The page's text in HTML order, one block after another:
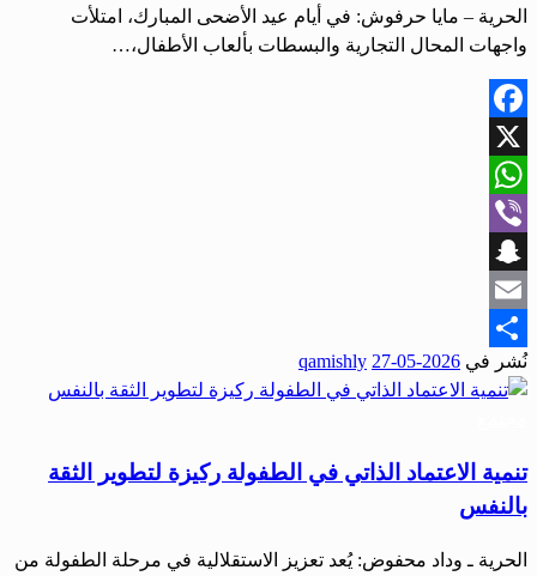
الحرية – مايا حرفوش: في أيام عيد الأضحى المبارك، امتلأت
واجهات المحال التجارية والبسطات بألعاب الأطفال،…
Facebook
X
WhatsApp
Viber
Snapchat
Email
Share
نُشر في 2026-05-27
qamishly
تنمية الاعتماد الذاتي في الطفولة ركيزة لتطوير الثقة
بالنفس
الحرية ـ وداد محفوض: يُعد تعزيز الاستقلالية في مرحلة الطفولة من